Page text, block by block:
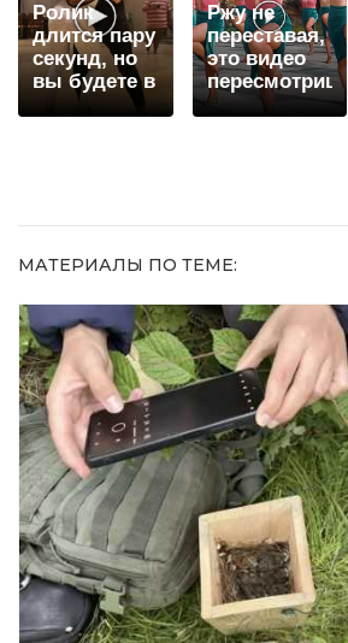
Ролик
длится пару
секунд, но
вы будете в
шоке от
Ржу не
переставая,
это видео
пересмотришь
не раз
МАТЕРИАЛЫ ПО ТЕМЕ: